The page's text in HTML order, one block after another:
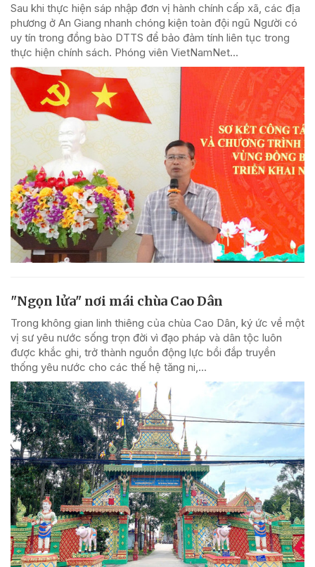
Sau khi thực hiện sáp nhập đơn vị hành chính cấp xã, các địa
phương ở An Giang nhanh chóng kiện toàn đội ngũ Người có
uy tín trong đồng bào DTTS để bảo đảm tính liên tục trong
thực hiện chính sách. Phóng viên VietNamNet...
"Ngọn lửa" nơi mái chùa Cao Dân
Trong không gian linh thiêng của chùa Cao Dân, ký ức về một
vị sư yêu nước sống trọn đời vì đạo pháp và dân tộc luôn
được khắc ghi, trở thành nguồn động lực bồi đắp truyền
thống yêu nước cho các thế hệ tăng ni,...